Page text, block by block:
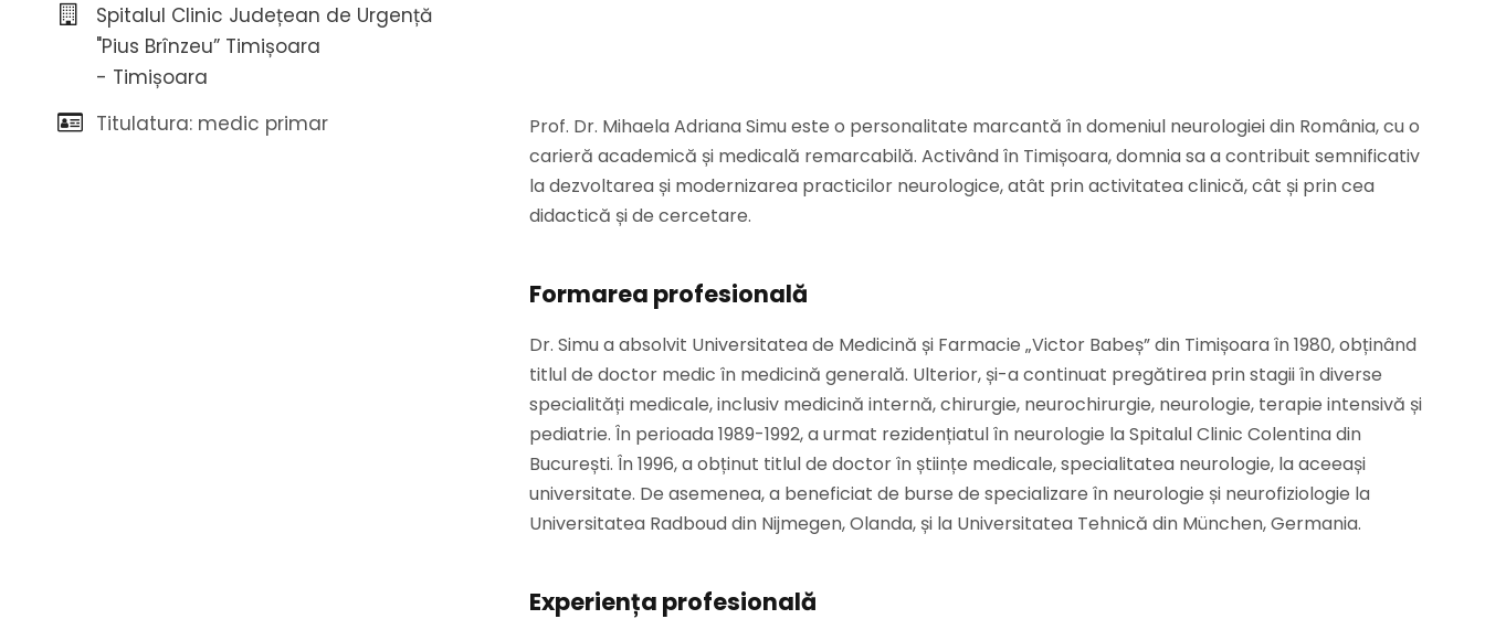
Spitalul Clinic Județean de Urgență
"Pius Brînzeu” Timișoara
- Timișoara
Titulatura: medic primar
Prof. Dr. Mihaela Adriana Simu este o personalitate marcantă în domeniul neurologiei din România, cu o
carieră academică și medicală remarcabilă. Activând în Timișoara, domnia sa a contribuit semnificativ
la dezvoltarea și modernizarea practicilor neurologice, atât prin activitatea clinică, cât și prin cea
didactică și de cercetare.
Formarea profesională
Dr. Simu a absolvit Universitatea de Medicină și Farmacie „Victor Babeș” din Timișoara în 1980, obținând
titlul de doctor medic în medicină generală. Ulterior, și-a continuat pregătirea prin stagii în diverse
specialități medicale, inclusiv medicină internă, chirurgie, neurochirurgie, neurologie, terapie intensivă și
pediatrie. În perioada 1989-1992, a urmat rezidențiatul în neurologie la Spitalul Clinic Colentina din
București. În 1996, a obținut titlul de doctor în științe medicale, specialitatea neurologie, la aceeași
universitate. De asemenea, a beneficiat de burse de specializare în neurologie și neurofiziologie la
Universitatea Radboud din Nijmegen, Olanda, și la Universitatea Tehnică din München, Germania.
Experiența profesională